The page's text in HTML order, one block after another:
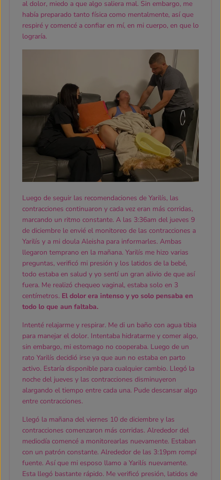
al dolor, miedo a que algo saliera mal. Sin embargo, me
había preparado tanto física como mentalmente, así que
respiré y comencé a confiar en mí, en mi cuerpo, en que lo
lograría.
Luego de seguir las recomendaciones de Yarilís, las
contracciones continuaron y cada vez eran más corridas,
marcando un ritmo constante. A las 3:36am del jueves 9
de diciembre le envié el monitoreo de las contracciones a
Yarilís y a mi doula Aleisha para informarles. Ambas
llegaron temprano en la mañana. Yarilís me hizo varias
preguntas, verificó mi presión y los latidos de la bebé,
todo estaba en salud y yo sentí un gran alivio de que así
fuera. Me realizó chequeo vaginal, estaba solo en 3
centímetros. El dolor era intenso y yo solo pensaba en
todo lo que aun faltaba.
Intenté relajarme y respirar. Me di un baño con agua tibia
para manejar el dolor. Intentaba hidratarme y comer algo,
sin embargo, mi estomago no cooperaba. Luego de un
rato Yarilís decidió irse ya que aun no estaba en parto
activo. Estaría disponible para cualquier cambio. Llegó la
noche del jueves y las contracciones disminuyeron
alargando el tiempo entre cada una. Pude descansar algo
entre contracciones.
Llegó la mañana del viernes 10 de diciembre y las
contracciones comenzaron más corridas. Alrededor del
mediodía comencé a monitorearlas nuevamente. Estaban
con un patrón constante. Alrededor de las 3:19pm rompí
fuente. Así que mi esposo llamo a Yarilís nuevamente.
Esta llegó bastante rápido. Me verificó presión, latidos de